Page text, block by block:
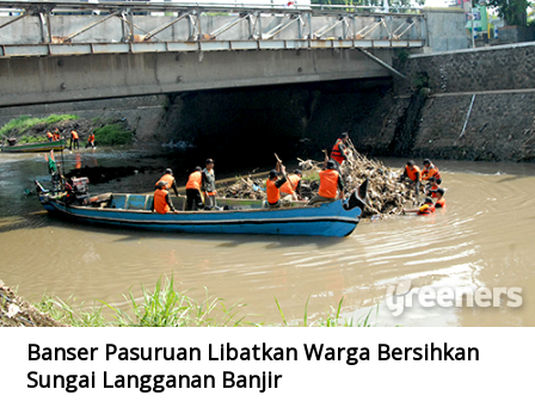
Banser Pasuruan Libatkan Warga Bersihkan
Sungai Langganan Banjir